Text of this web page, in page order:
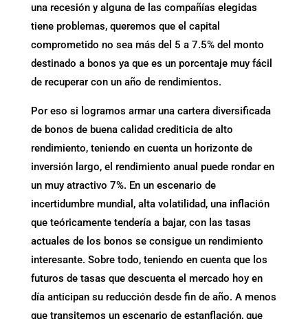
una recesión y alguna de las compañías elegidas
tiene problemas, queremos que el capital
comprometido no sea más del 5 a 7.5% del monto
destinado a bonos ya que es un porcentaje muy fácil
de recuperar con un año de rendimientos.
Por eso si logramos armar una cartera diversificada
de bonos de buena calidad crediticia de alto
rendimiento, teniendo en cuenta un horizonte de
inversión largo, el rendimiento anual puede rondar en
un muy atractivo 7%. En un escenario de
incertidumbre mundial, alta volatilidad, una inflación
que teóricamente tendería a bajar, con las tasas
actuales de los bonos se consigue un rendimiento
interesante. Sobre todo, teniendo en cuenta que los
futuros de tasas que descuenta el mercado hoy en
día anticipan su reducción desde fin de año. A menos
que transitemos un escenario de estanflación, que